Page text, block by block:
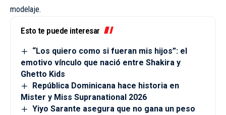
modelaje.
Esto te puede interesar
“Los quiero como si fueran mis hijos”: el
emotivo vínculo que nació entre Shakira y
Ghetto Kids
República Dominicana hace historia en
Mister y Miss Supranational 2026
Yiyo Sarante asegura que no gana un peso